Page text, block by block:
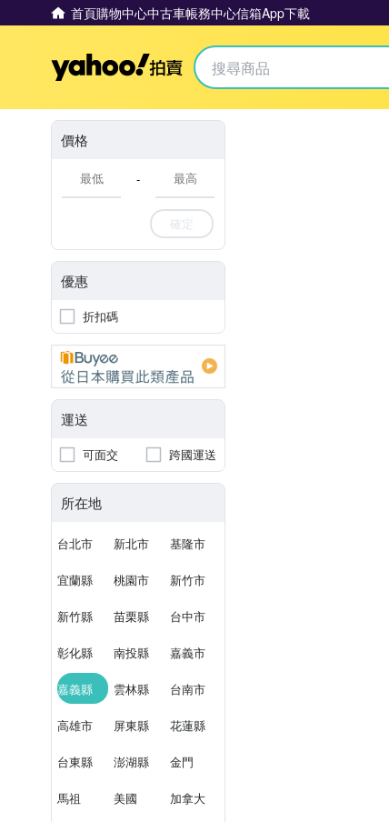
首頁購物中心中古車帳務中心信箱App下載
Yahoo拍賣
價格
-
確定
優惠
折扣碼
運送
可面交 跨國運送
所在地
台北市 新北市 基隆市
宜蘭縣 桃園市 新竹市
新竹縣 苗栗縣 台中市
彰化縣 南投縣 嘉義市
嘉義縣 雲林縣 台南市
高雄市 屏東縣 花蓮縣
台東縣 澎湖縣 金門
馬祖 美國 加拿大